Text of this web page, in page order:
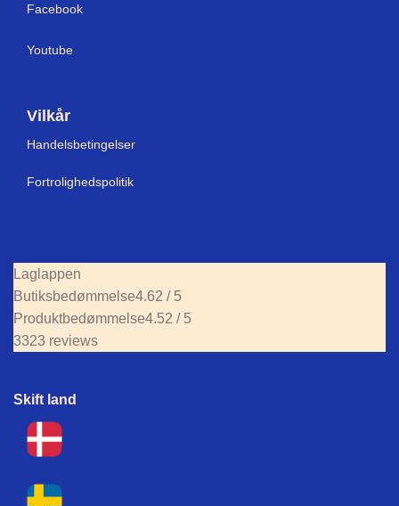
Facebook
Youtube
Vilkår
Handelsbetingelser
Fortrolighedspolitik
Laglappen
Butiksbedømmelse4.62 / 5
Produktbedømmelse4.52 / 5
3323 reviews
Skift land